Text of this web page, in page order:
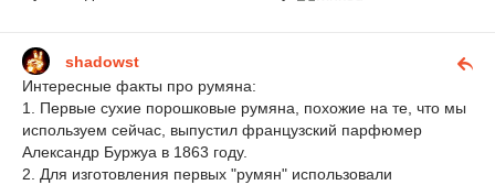
shadowst
Интересные факты про румяна:
1. Первые сухие порошковые румяна, похожие на те, что мы
используем сейчас, выпустил французский парфюмер
Александр Буржуа в 1863 году.
2. Для изготовления первых "румян" использовали